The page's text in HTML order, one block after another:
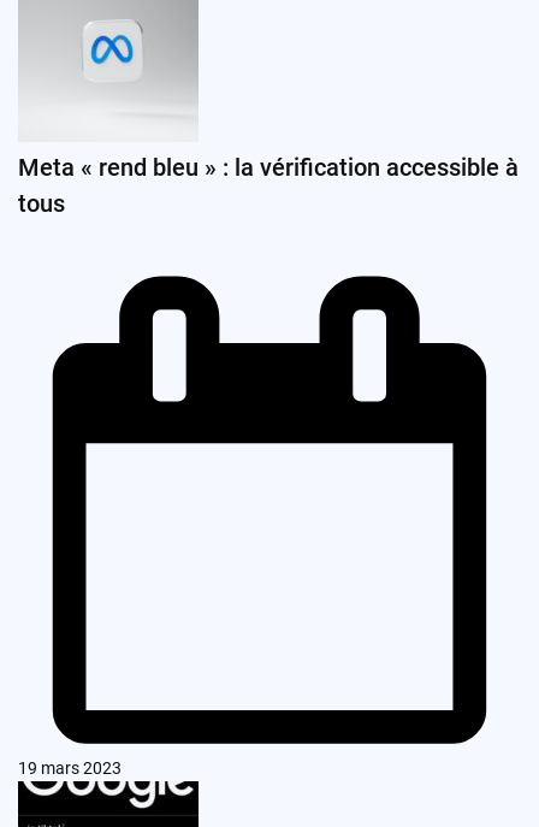
Meta « rend bleu » : la vérification accessible à
tous
19 mars 2023